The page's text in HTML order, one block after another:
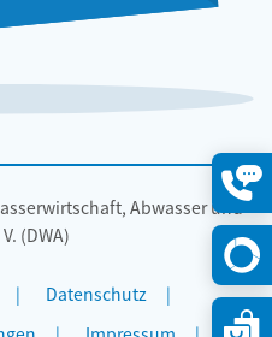
Abwasser und
(DWA)
Datenschutz